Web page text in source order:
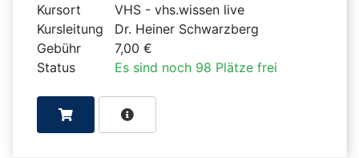
Kursort
VHS - vhs.wissen live
Kursleitung
Dr. Heiner Schwarzberg
Gebühr
7,00 €
Status
Es sind noch 98 Plätze frei